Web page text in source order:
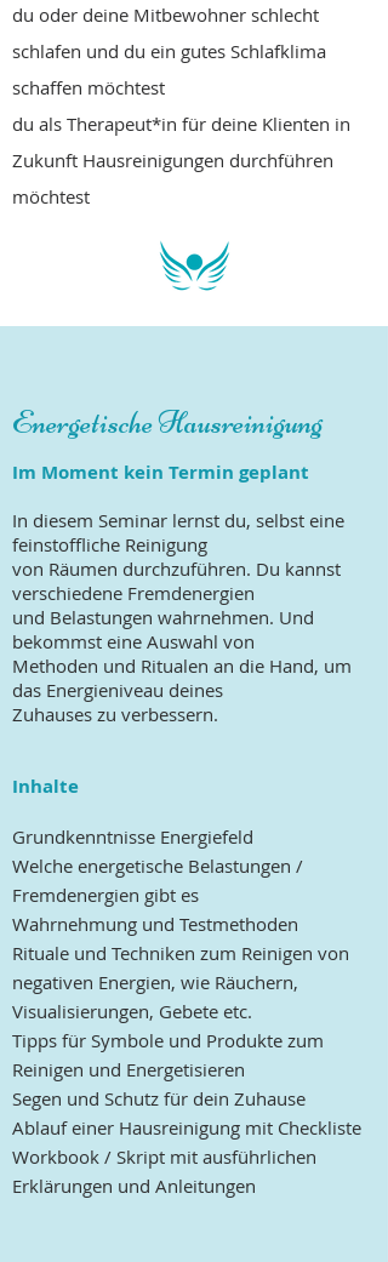
du oder deine Mitbewohner schlecht
schlafen und du ein gutes Schlafklima
schaffen möchtest
du als Therapeut*in für deine Klienten in
Zukunft Hausreinigungen durchführen
möchtest
Energetische Hausreinigung
Im Moment kein Termin geplant
In diesem Seminar lernst du, selbst eine
feinstoffliche Reinigung
von Räumen durchzuführen. Du kannst
verschiedene Fremdenergien
und Belastungen wahrnehmen. Und
bekommst eine Auswahl von
Methoden und Ritualen an die Hand, um
das Energieniveau deines
Zuhauses zu verbessern.
Inhalte
Grundkenntnisse Energiefeld
Welche energetische Belastungen /
Fremdenergien gibt es
Wahrnehmung und Testmethoden
Rituale und Techniken zum Reinigen von
negativen Energien, wie Räuchern,
Visualisierungen, Gebete etc.
Tipps für Symbole und Produkte zum
Reinigen und Energetisieren
Segen und Schutz für dein Zuhause
Ablauf einer Hausreinigung mit Checkliste
Workbook / Skript mit ausführlichen
Erklärungen und Anleitungen